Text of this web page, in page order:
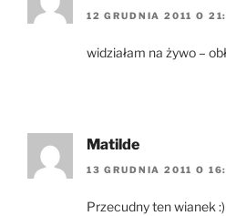
12 GRUDNIA 2011 O
widziałam na żywo –
Matilde
13 GRUDNIA 2011 O
Przecudny ten wianek :)